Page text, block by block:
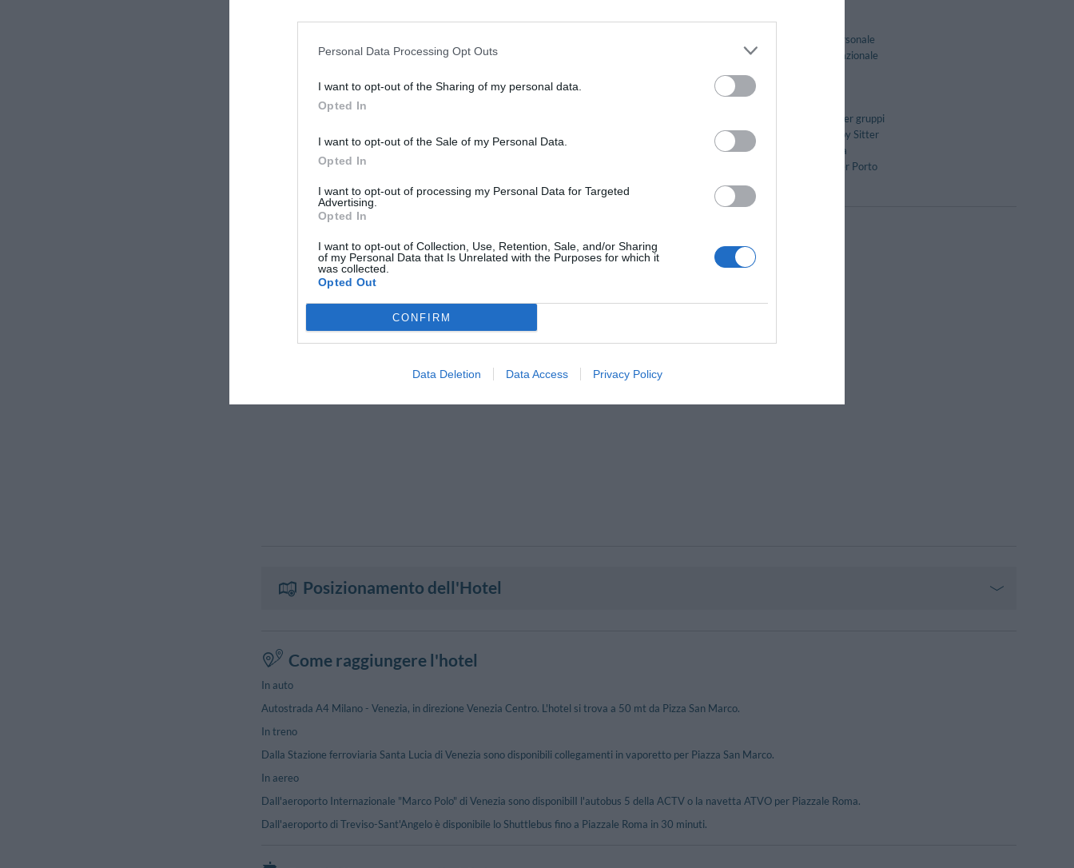
Personal Data Processing Opt Outs
I want to opt-out of the Sharing of my personal data.
Opted In
I want to opt-out of the Sale of my Personal Data.
Opted In
I want to opt-out of processing my Personal Data for Targeted
Advertising.
Opted In
I want to opt-out of Collection, Use, Retention, Sale, and/or Sharing
of my Personal Data that Is Unrelated with the Purposes for which it
was collected.
Opted Out
CONFIRM
Data Deletion Data Access Privacy Policy
Cameriere personale
Connessione ad Internet
Cucina Internazionale
Lavaggio a secco
Lavanderia
Noleggio Biciclette
Ristorazione per gruppi
Servizio di Baby Sitter
Tour della città
Transfer da/per Aeroporto
Transfer da/per Porto
Camere Insonorizzate Camere Non Fumatori
Camere familiari
Hotel Business
Posizionamento dell'Hotel
Come raggiungere l'hotel
In auto
Autostrada A4 Milano - Venezia, in direzione Venezia Centro. L'hotel si trova a 50 mt da Pizza San Marco.
In treno
Dalla Stazione ferroviaria Santa Lucia di Venezia sono disponibili collegamenti in vaporetto per Piazza San Marco.
In aereo
Dall'aeroporto Internazionale "Marco Polo" di Venezia sono disponibilI l'autobus 5 della ACTV o la navetta ATVO per Piazzale Roma.
Dall'aeroporto di Treviso-Sant'Angelo è disponibile lo Shuttlebus fino a Piazzale Roma in 30 minuti.